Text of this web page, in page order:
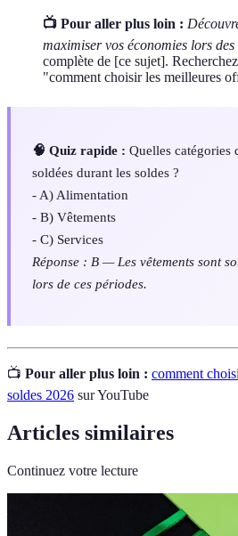
📺 Pour aller plus loin :
maximiser vos économies lors des
complète de [ce sujet].
"comment choisir les meilleures
🧠 Quiz rapide : Quelles catégories
soldées durant les soldes ?
- A) Alimentation
- B) Vêtements
- C) Services
Réponse : B — Les vêtements sont
lors de ces périodes.
📺 Pour aller plus loin : comment
soldes 2026 sur YouTube
Articles similaires
Continuez votre lecture